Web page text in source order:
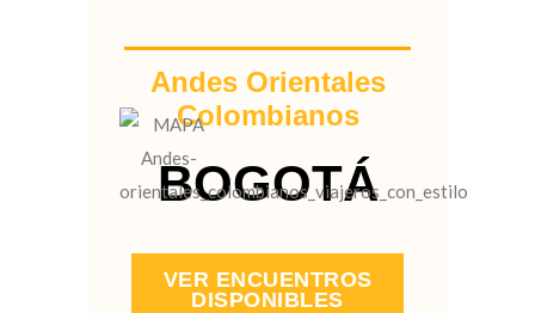
Andes Orientales
Colombianos
BOGOTÁ
VER ENCUENTROS
DISPONIBLES